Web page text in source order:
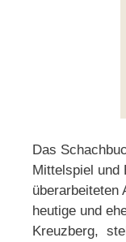
Das
Mittelspiel und
überarbeiteten
heutige und
Kreuzberg,